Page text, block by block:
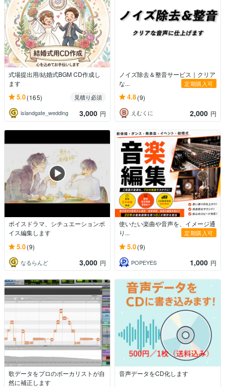
式場提出用/結婚式BGM CD作成し
ます
5.0(165)
見積り必須
islandgate_wedding
3,000 円
ノイズ除去＆整音サービス｜クリア
な...
定期購入可
4.8(9)
えむくに 2,000 円
ボイスドラマ、シチュエーションボ
イス編集します
5.0(9)
なるらんど 3,000 円
使いたい楽曲や音声を、イメージ通
り...
定期購入可
5.0(9)
POPEYES 1,000 円
歌データをプロのボーカリストが自
然に補正します
音声データをCD化します